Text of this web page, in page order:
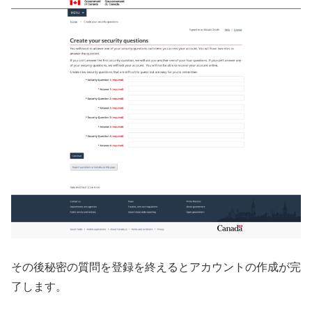
その後秘密の質問を登録を終えるとアカウントの作成が完
了します。